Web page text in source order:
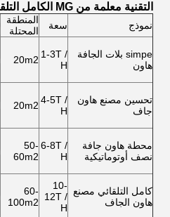
التقنية معلمة من MG الكامل التلقائي مصنع هاون الجاف:
نموذج سعة
المنطقة
المحتلة
simpe بلات الجافة
هاون
1-3T /
H
20m2
تحسين مصنع هاون
جاف
4-5T /
H
20m2
محطة هاون جافة
نصف أوتوماتيكية
6-8T /
H
50-
60m2
كامل التلقائي مصنع
هاون الجاف
10-
12T /
H
60-
100m2